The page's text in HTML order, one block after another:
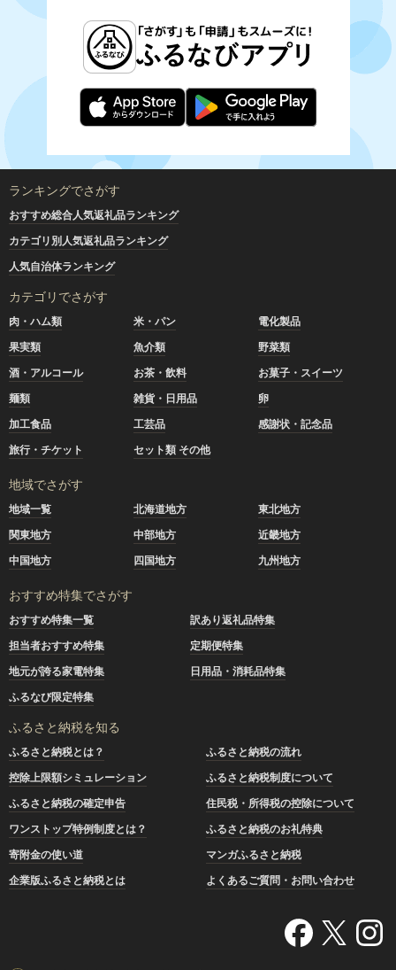
ランキングでさがす
おすすめ総合人気返礼品ランキング
カテゴリ別人気返礼品ランキング
人気自治体ランキング
カテゴリでさがす
肉・ハム類 米・パン
電化製品
果実類
魚介類
野菜類
酒・アルコール
お茶・飲料
お菓子・スイーツ
麺類
雑貨・日用品
卵
加工食品
工芸品
感謝状・記念品
旅行・チケット
セット類 その他
地域でさがす
地域一覧 北海道地方
東北地方
関東地方
中部地方
近畿地方
中国地方
四国地方 九州地方
おすすめ特集でさがす
おすすめ特集一覧
訳あり返礼品特集
担当者おすすめ特集
定期便特集
地元が誇る家電特集
日用品・消耗品特集
ふるなび限定特集
ふるさと納税を知る
ふるさと納税とは？
ふるさと納税の流れ
控除上限額シミュレーション
ふるさと納税制度について
ふるさと納税の確定申告
住民税・所得税の控除について
ワンストップ特例制度とは？
ふるさと納税のお礼特典
寄附金の使い道
マンガふるさと納税
企業版ふるさと納税とは
よくあるご質問・お問い合わせ